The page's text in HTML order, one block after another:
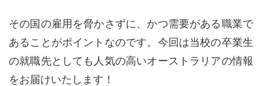
その国の雇用を脅かさずに、かつ需要がある職業で
あることがポイントなのです。今回は当校の卒業生
の就職先としても人気の高いオーストラリアの情報
をお届けいたします！